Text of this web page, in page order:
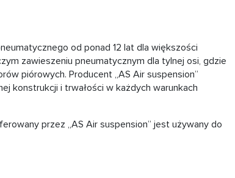
od ponad 12 lat dla większości
zawieszeniu pneumatycznym dla tylnej osi, gdzie
piórowych. Producent „AS Air suspension”
konstrukcji i trwałości w każdych warunkach
przez „AS Air suspension” jest używany do